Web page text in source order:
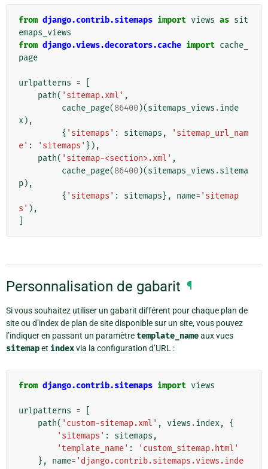
from django.contrib.sitemaps import views as sit
emaps_views
from django.views.decorators.cache import cache_
page
urlpatterns =
path( 'sitemap.xml' ,
cache_page(86400)(sitemaps_views .inde
x),
{ 'sitemaps' : sitemaps ,
'sitemap_url_nam
e' : 'sitemaps' }),
path( 'sitemap-<section>.xml' ,
cache_page(86400)(sitemaps_views .sitema
p),
{ 'sitemaps' : sitemaps}, name= 'sitemap
s' ),
Personnalisation de gabarit ¶
Si vous souhaitez utiliser un gabarit différent pour chaque plan de
site ou d’index de plan de site disponible sur un site, vous pouvez
l’indiquer en passant un paramètretemplate_nameaux vues
sitemapet indexvia la configuration d’URL :
from django.contrib.sitemaps import views
urlpatterns =
path( 'custom-sitemap.xml' , views .index,
{
'sitemaps' : sitemaps ,
'template_name' :
'custom_sitemap.html'
},
name= 'django.contrib.sitemaps.views.inde